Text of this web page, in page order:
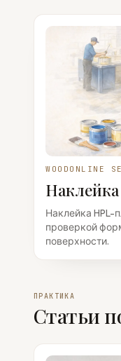
WOODONLINE
Наклейка HPL-
проверкой
поверхности.
ПРАКТИКА
Статьи